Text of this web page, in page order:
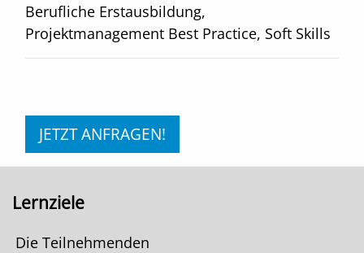
Berufliche Erstausbildung,
Projektmanagement Best Practice, Soft Skills
JETZT ANFRAGEN!
Lernziele
Die Teilnehmenden